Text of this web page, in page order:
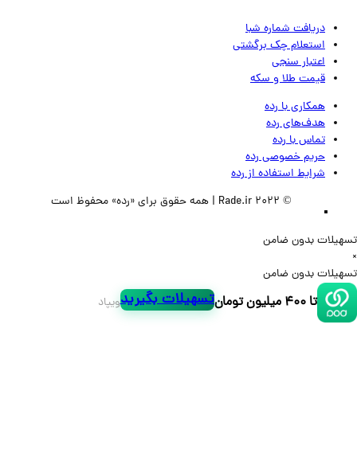
دریافت شماره شبا
استعلام چک برگشتی
اعتبار سنجی
قیمت طلا و سکه
همکاری با رده
هدف‌های رده
تماس‌ با‌ رده
حریم خصوصی رده
شرایط استفاده از رده
بدون ضامن
بدون ضامن
تا ۴۰۰ میلیون تومان تسهیلات بگیریدویپاد